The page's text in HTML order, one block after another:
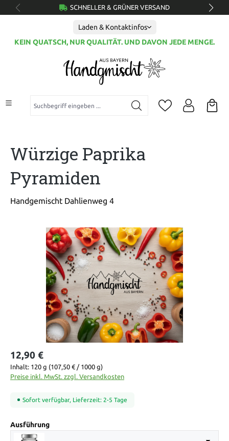
springen SCHNELLER & GRÜNER VERSAND
Laden & Kontaktinfos
KEIN QUATSCH, NUR QUALITÄT. UND DAVON JEDE MENGE.
Suchbegriff eingeben ...
Würzige Paprika
Pyramiden
Handgemischt Dahlienweg 4
Bildergalerie überspringen
12,90 €
Inhalt: 120 g (107,50 € / 1000 g)
Preise inkl. MwSt. zzgl. Versandkosten
Sofort verfügbar, Lieferzeit: 2-5 Tage
Ausführungauswählen